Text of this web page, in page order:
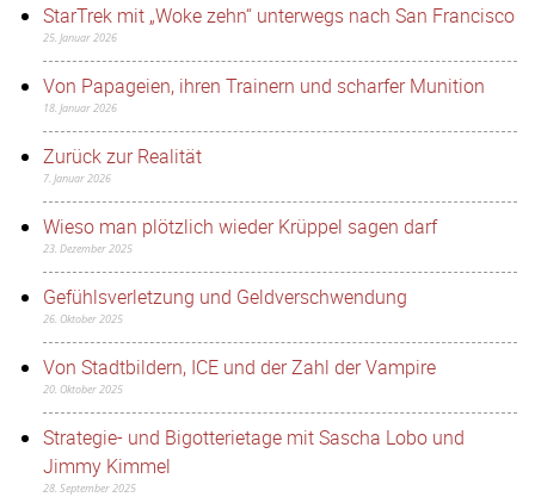
StarTrek mit „Woke zehn“ unterwegs nach San Francisco
25. Januar 2026
Von Papageien, ihren Trainern und scharfer Munition
18. Januar 2026
Zurück zur Realität
7. Januar 2026
Wieso man plötzlich wieder Krüppel sagen darf
23. Dezember 2025
Gefühlsverletzung und Geldverschwendung
26. Oktober 2025
Von Stadtbildern, ICE und der Zahl der Vampire
20. Oktober 2025
Strategie- und Bigotterietage mit Sascha Lobo und
Jimmy Kimmel
28. September 2025